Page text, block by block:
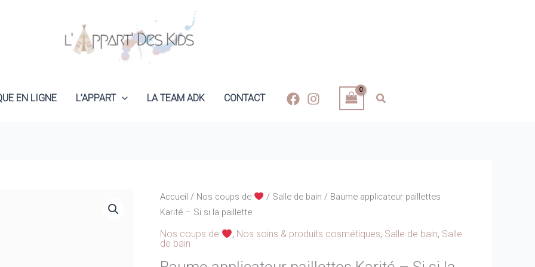
EN LIGNE L’APPART LA TEAM ADK CONTACT
Accueil / Nos coups de / Salle de bain / Baume applicateur paillettes
Karité – Si si la paillette
Nos coups de , Nos soins & produits cosmétiques, Salle de bain, Salle
de bain